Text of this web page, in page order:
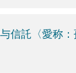
信託〈愛称